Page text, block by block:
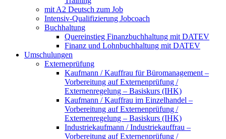
mit A2 Deutsch zum Job
Intensiv-Qualifizierung Jobcoach
Buchhaltung
Quereinstieg Finanzbuchhaltung mit DATEV
Finanz und Lohnbuchhaltung mit DATEV
Umschulungen
Externeprüfung
Kaufmann / Kauffrau für Büromanagement –
Vorbereitung auf Externenprüfung /
Externenregelung – Basiskurs (IHK)
Kaufmann / Kauffrau im Einzelhandel –
Vorbereitung auf Externenprüfung /
Externenregelung – Basiskurs (IHK)
Industriekaufmann / Industriekauffrau –
Vorbereitung auf Externenprüfung /